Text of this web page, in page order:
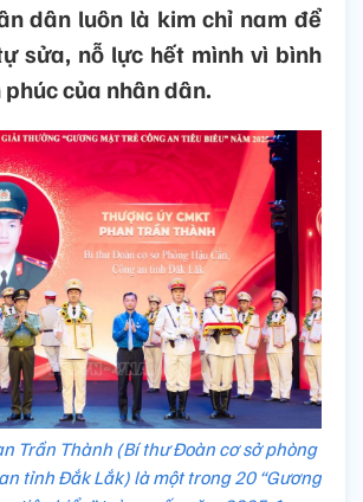
dân luôn là kim chỉ nam để
sửa, nỗ lực hết mình vì bình
của nhân dân.
Trần Thành (Bí thư Đoàn cơ sở phòng
tỉnh Đắk Lắk) là một trong 20 “Gương